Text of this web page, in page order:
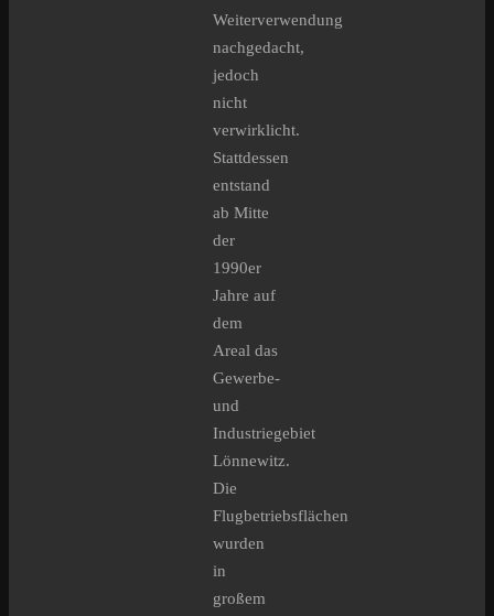
Weiterverwendung
nachgedacht,
jedoch
nicht
verwirklicht.
Stattdessen
entstand
ab Mitte
der
1990er
Jahre auf
dem
Areal das
Gewerbe-
und
Industriegebiet
Lönnewitz.
Die
Flugbetriebsflächen
wurden
in
großem